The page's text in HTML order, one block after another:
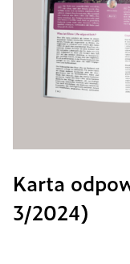
Karta
3/2024)